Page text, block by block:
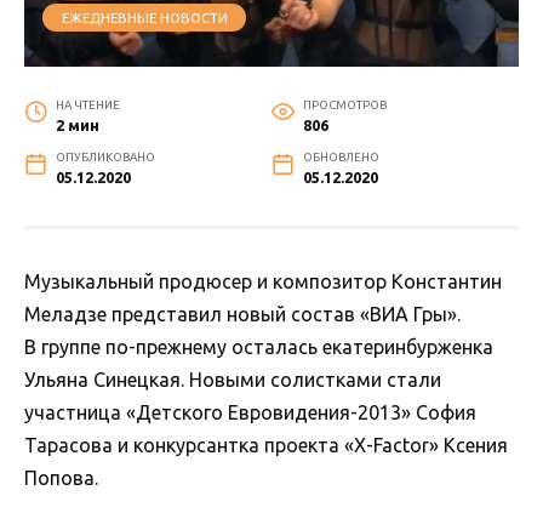
ЕЖЕДНЕВНЫЕ НОВОСТИ
НА ЧТЕНИЕ
2 мин
ПРОСМОТРОВ
806
ОПУБЛИКОВАНО
05.12.2020
ОБНОВЛЕНО
05.12.2020
Музыкальный продюсер и композитор Константин
Меладзе представил новый состав «ВИА Гры».
В группе по-прежнему осталась екатеринбурженка
Ульяна Синецкая. Новыми солистками стали
участница «Детского Евровидения-2013» София
Тарасова и конкурсантка проекта «X-Factor» Ксения
Попова.